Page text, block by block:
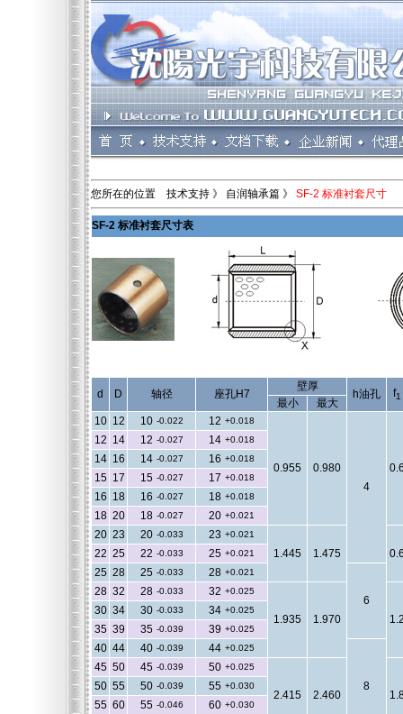
您所在的位置 技术支持 》 自润轴承篇 》 SF-2 标准衬套尺寸
SF-2 标准衬套尺寸表
d D 轴径 座孔H7
壁厚
h油孔 f1
最小
最大
10 12 10 -0.022 12 +0.018
0.955
0.980
4
12 14 12 -0.027 14 +0.018
14 16 14 -0.027 16 +0.018
15 17 15 -0.027 17 +0.018
16 18 16 -0.027 18 +0.018
18 20 18 -0.027 20 +0.021
20 23 20 -0.033 23 +0.021
1.445 1.475
22 25 22 -0.033 25 +0.021
25 28 25 -0.033 28 +0.021
6
28 32 28 -0.033 32 +0.025
1.935 1.970
30 34 30 -0.033 34 +0.025
35 39 35 -0.039 39 +0.025
40 44 40 -0.039 44 +0.025
8
45 50 45 -0.039 50 +0.025
2.415 2.460
50 55 50 -0.039 55 +0.030
55 60 55 -0.046 60 +0.030